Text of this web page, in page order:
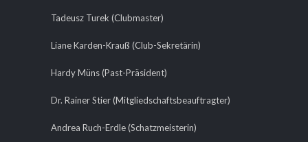
Tadeusz Turek (Clubmaster)
Liane Karden-Krauß (Club-Sekretärin)
Hardy Müns (Past-Präsident)
Dr. Rainer Stier (Mitgliedschaftsbeauftragter)
Andrea Ruch-Erdle (Schatzmeisterin)